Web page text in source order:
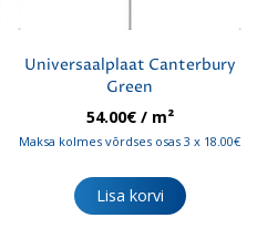
Universaalplaat Canterbury
Green
54.00€/ m²
Maksa kolmes võrdses osas 3 x 18.00€
Lisa korvi